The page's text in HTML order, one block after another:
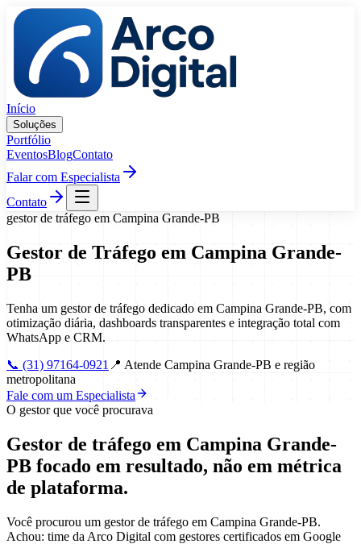
Pular para o conteúdo
Início
Soluções
Portfólio
EventosBlogContato
Falar com Especialista
Contato
gestor de tráfego em Campina Grande-PB
Gestor de Tráfego em Campina Grande-
PB
Tenha um gestor de tráfego dedicado em Campina Grande-PB, com
otimização diária, dashboards transparentes e integração total com
WhatsApp e CRM.
📞 (31) 97164-0921 📍 Atende Campina Grande-PB e região
metropolitana
Fale com um Especialista
O gestor que você procurava
Gestor de tráfego em Campina Grande-
PB focado em resultado, não em métrica
de plataforma.
Você procurou um gestor de tráfego em Campina Grande-PB.
Achou: time da Arco Digital com gestores certificados em Google